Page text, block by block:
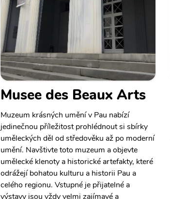
Musee des Beaux Arts
Muzeum krásných umění v Pau nabízí
jedinečnou příležitost prohlédnout si sbírky
uměleckých děl od středověku až po moderní
umění. Navštivte toto muzeum a objevte
umělecké klenoty a historické artefakty, které
odrážejí bohatou kulturu a historii Pau a
celého regionu. Vstupné je přijatelné a
výstavy jsou vždy velmi zajímavé a